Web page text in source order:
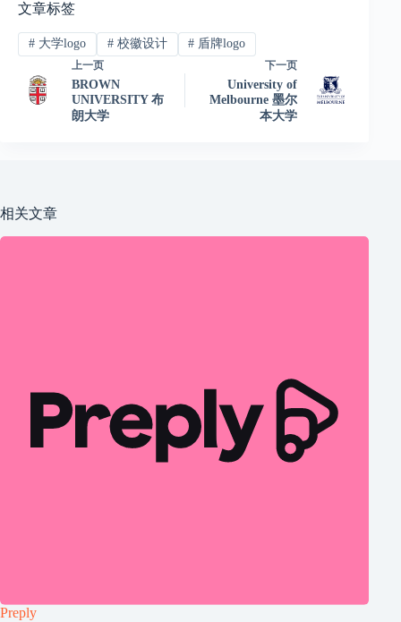
文章标签
#大学logo #校徽设计 # 盾牌logo
上一页
BROWN
UNIVERSITY 布
朗大学
下一页
University of
Melbourne 墨尔
本大学
相关文章
Preply